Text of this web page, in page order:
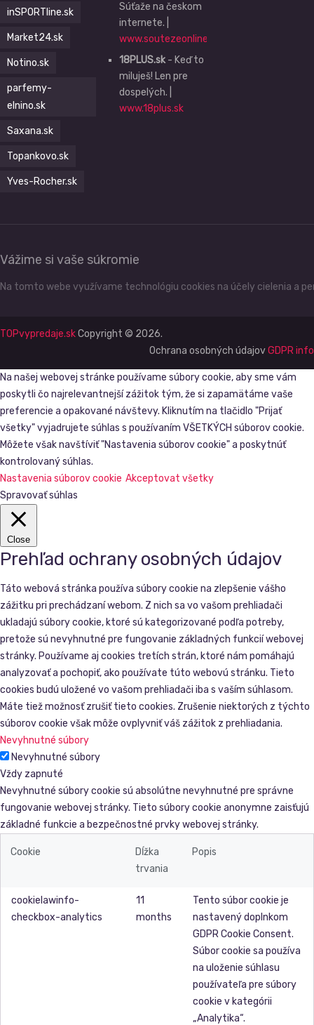
inSPORTline.sk
Market24.sk
Notino.sk
parfemy-
elnino.sk
Saxana.sk
Topankovo.sk
Yves-Rocher.sk
Súťaže na českom
internete. |
www.soutezeonline.cz
18PLUS.sk- Keď to
miluješ! Len pre
dospelých. |
www.18plus.sk
Vážime si vaše súkromie
Na tomto webe využívame technológiu cookies na účely cielenia a
TOPvypredaje.skCopyright © 2026.
Ochrana osobných údajovGDPR info
Na našej webovej stránke používame súbory cookie, aby sme vám
poskytli čo najrelevantnejší zážitok tým, že si zapamätáme vaše
preferencie a opakované návštevy. Kliknutím na tlačidlo "Prijať
všetky" vyjadrujete súhlas s používaním VŠETKÝCH súborov cookie.
Môžete však navštíviť "Nastavenia súborov cookie" a poskytnúť
kontrolovaný súhlas.
Nastavenia súborov cookie Akceptovat všetky
Spravovať súhlas
Close
Prehľad ochrany osobných údajov
Táto webová stránka používa súbory cookie na zlepšenie vášho
zážitku pri prechádzaní webom. Z nich sa vo vašom prehliadači
ukladajú súbory cookie, ktoré sú kategorizované podľa potreby,
pretože sú nevyhnutné pre fungovanie základných funkcií webovej
stránky. Používame aj cookies tretích strán, ktoré nám pomáhajú
analyzovať a pochopiť, ako používate túto webovú stránku. Tieto
cookies budú uložené vo vašom prehliadači iba s vaším súhlasom.
Máte tiež možnosť zrušiť tieto cookies. Zrušenie niektorých z týchto
súborov cookie však môže ovplyvniť váš zážitok z prehliadania.
Nevyhnutné súbory
Nevyhnutné súbory
Vždy zapnuté
Nevyhnutné súbory cookie sú absolútne nevyhnutné pre správne
fungovanie webovej stránky. Tieto súbory cookie anonymne zaisťujú
základné funkcie a bezpečnostné prvky webovej stránky.
Cookie
Dĺžka
trvania
Popis
cookielawinfo-
checkbox-analytics
11
months
Tento súbor cookie je
nastavený doplnkom
GDPR Cookie Consent.
Súbor cookie sa používa
na uloženie súhlasu
používateľa pre súbory
cookie v kategórii
„Analytika“.